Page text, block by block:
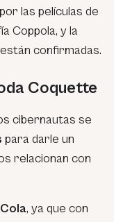
las películas de
Coppola, y la
confirmadas.
Coquette
cibernautas se
para darle un
relacionan con
, ya que con